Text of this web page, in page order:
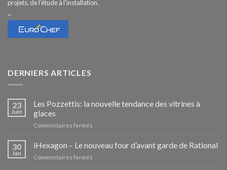
projets, de l’étude à l’installation.
–
DERNIERS ARTICLES
23
Juin
Les Pozzettis: la nouvelle tendance des vitrines à
glaces
Commentaires fermés
Pozzettis:
30
Jan
iHexagon – Le nouveau four d’avant garde de Rational
Commentaires fermés